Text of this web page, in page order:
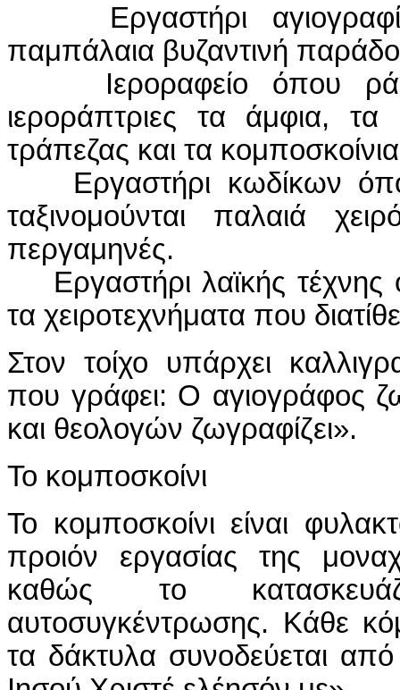
Εργαστήρι
παμπάλαια βυζαντινή
Ιεροραφείο όπου
ιεροράπτριες τα άμφια,
τράπεζας και τα
Εργαστήρι κωδίκων
ταξινομούνται παλαιά
περγαμηνές.
Εργαστήρι λαϊκής τέχνης
τα χειροτεχνήματα που
Στον τοίχο υπάρχει
που γράφει: Ο αγιογράφος
και θεολογών ζωγραφίζει».
Το κομποσκοίνι
Το κομποσκοίνι είναι
προιόν εργασίας της
καθώς το
αυτοσυγκέντρωσης. Κάθε
τα δάκτυλα συνοδεύεται